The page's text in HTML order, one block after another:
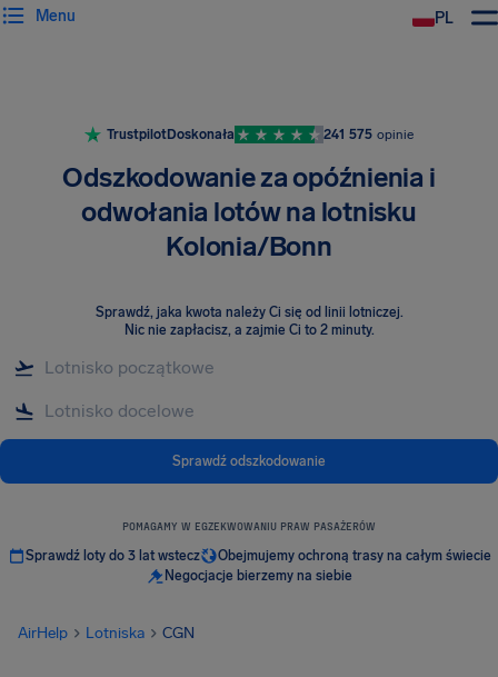
PL
Menu
TrustpilotDoskonała 241 575 opinie
Odszkodowanie za opóźnienia i
odwołania lotów na lotnisku
Kolonia/Bonn
Sprawdź, jaka kwota należy Ci się od linii lotniczej.
Nic nie zapłacisz, a zajmie Ci to 2 minuty.
Sprawdź odszkodowanie
POMAGAMY W EGZEKWOWANIU PRAW PASAŻERÓW
Sprawdź loty do 3 lat wstecz
Obejmujemy ochroną trasy na całym świecie
Negocjacje bierzemy na siebie
AirHelp Lotniska CGN